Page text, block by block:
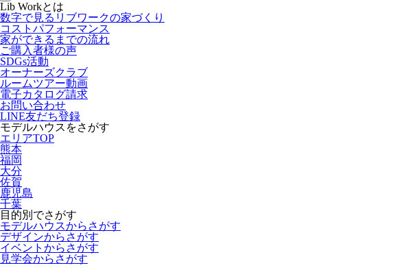
Lib Workとは
数字で見るリブワークの家づくり
コストパフォーマンス
家ができるまでの流れ
ご購入者様の声
SDGs活動
オーナーズクラブ
ルームツアー動画
電子カタログ請求
お問い合わせ
LINE友だち登録
モデルハウスをさがす
エリアTOP
熊本
福岡
大分
佐賀
鹿児島
千葉
目的別でさがす
モデルハウスからさがす
デザインからさがす
イベントからさがす
見学会からさがす